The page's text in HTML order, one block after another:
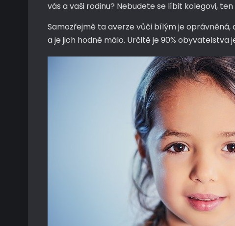
vás a vaši rodinu? Nebudete se líbit kolegovi,
Samozřejmě ta averze vůči bílým je oprávněná,
a je jich hodně málo. Určitě je 90% obyvatelstva